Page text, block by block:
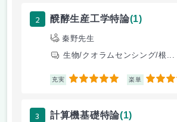
2 醗酵生産工学特論(1)
秦野先生
生物/クオラムセンシング/根...
充実 5 楽単 5
3 計算機基礎特論(1)